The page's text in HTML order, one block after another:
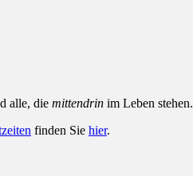
alle, die mittendrin im Leben stehen.
finden Sie hier.